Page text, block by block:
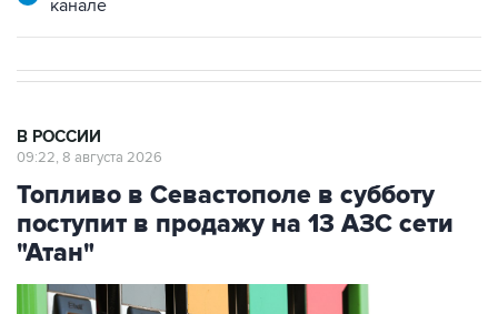
канале
В РОССИИ
09:22, 8 августа 2026
Топливо в Севастополе в субботу
поступит в продажу на 13 АЗС сети
"Атан"